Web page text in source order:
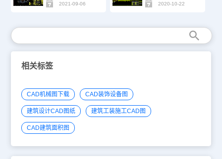
2021-09-06 2020-10-22
相关标签
CAD机械图下载 CAD装饰设备图
建筑设计CAD图纸 建筑工装施工CAD图
CAD建筑面积图